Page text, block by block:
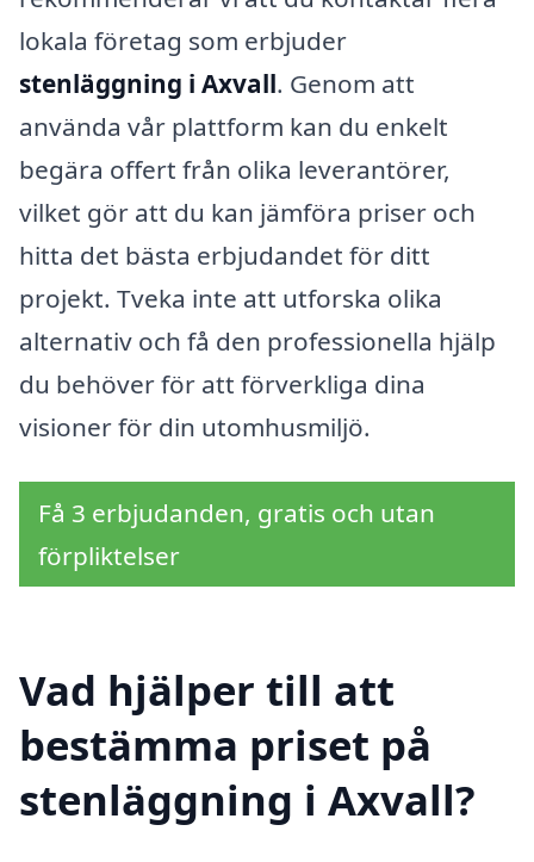
lokala företag som erbjuder
stenläggning i Axvall. Genom att
använda vår plattform kan du enkelt
begära offert från olika leverantörer,
vilket gör att du kan jämföra priser och
hitta det bästa erbjudandet för ditt
projekt. Tveka inte att utforska olika
alternativ och få den professionella hjälp
du behöver för att förverkliga dina
visioner för din utomhusmiljö.
Få 3 erbjudanden, gratis och utan
förpliktelser
Vad hjälper till att
bestämma priset på
stenläggning i Axvall?